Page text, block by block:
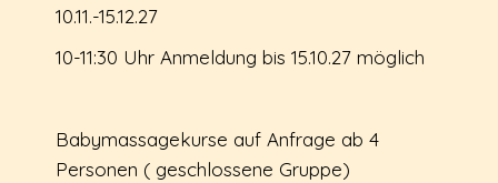
10.11.-15.12.27
10-11:30 Uhr Anmeldung bis 15.10.27 möglich
Babymassagekurse auf Anfrage ab 4
Personen ( geschlossene Gruppe)